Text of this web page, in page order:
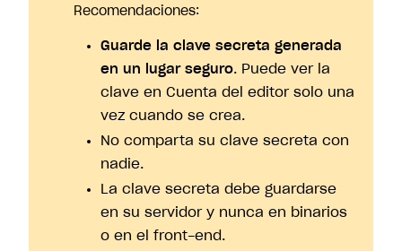
Recomendaciones:
Guarde la clave secreta generada
en un lugar seguro. Puede ver la
clave en Cuenta del editor solo una
vez cuando se crea.
No comparta su clave secreta con
nadie.
La clave secreta debe guardarse
en su servidor y nunca en binarios
o en el front-end.